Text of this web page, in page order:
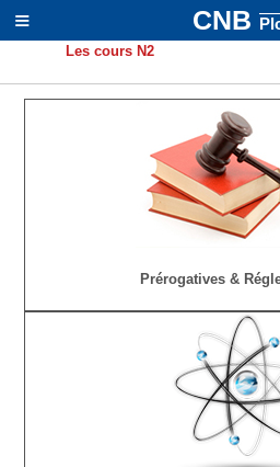
≡ CNB
Les cours N2
Prérogatives &